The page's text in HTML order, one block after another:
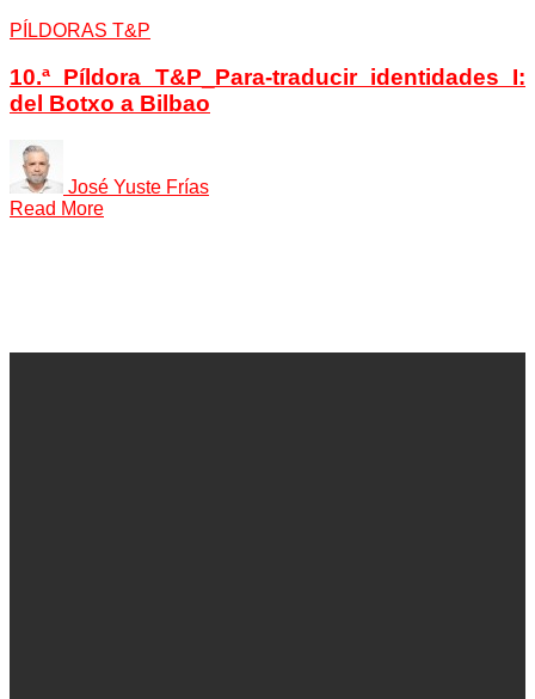
PÍLDORAS T&P
10.ª Píldora T&P_Para-traducir identidades I:
del Botxo a Bilbao
José Yuste Frías
Read More